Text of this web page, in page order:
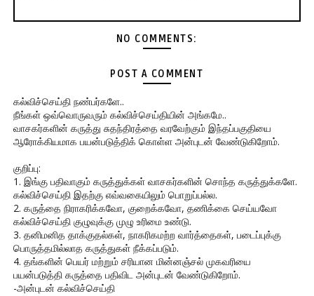
NO COMMENTS:
POST A COMMENT
கல்விச்செய்தி நண்பர்களே..
நீங்கள் ஒவ்வொருவரும் கல்விச்செய்தியின் அங்கமே..
வாசகர்களின் கருத்து சுதந்திரத்தை வரவேற்கும் இந்தப்பகுதியை
ஆரோக்கியமாக பயன்படுத்திக் கொள்ள அன்புடன் வேண்டுகிறோம்.
குறிப்பு:
1. இங்கு பதிவாகும் கருத்துக்கள் வாசகர்களின் சொந்த கருத்துக்களே.
கல்விச்செய்தி இதற்கு எவ்வகையிலும் பொறுப்பல்ல.
2. கருத்தை நிராகரிக்கவோ, குறைக்கவோ, தணிக்கை செய்யவோ
கல்விச்செய்தி குழுவுக்கு முழு உரிமை உண்டு.
3. தனிமனித தாக்குதல்கள், நாகரிகமற்ற வார்த்தைகள், படைப்புக்கு
பொருத்தமில்லாத கருத்துகள் நீக்கப்படும்.
4. தங்களின் பெயர் மற்றும் சரியான மின்னஞ்சல் முகவரியை
பயன்படுத்தி கருத்தை பதிவிட அன்புடன் வேண்டுகிறோம்.
-அன்புடன் கல்விச்செய்தி